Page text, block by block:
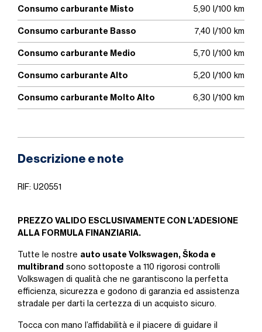
Consumo carburante Misto 5,90 l/100 km
Consumo carburante Basso 7,40 l/100 km
Consumo carburante Medio 5,70 l/100 km
Consumo carburante Alto 5,20 l/100 km
Consumo carburante Molto Alto 6,30 l/100 km
Descrizione e note
RIF: U20551
PREZZO VALIDO ESCLUSIVAMENTE CON L’ADESIONE
ALLA FORMULA FINANZIARIA.
Tutte le nostre auto usate Volkswagen, Škoda e
multibrand sono sottoposte a 110 rigorosi controlli
Volkswagen di qualità che ne garantiscono la perfetta
efficienza, sicurezza e godono di garanzia ed assistenza
stradale per darti la certezza di un acquisto sicuro.
Tocca con mano l’affidabilità e il piacere di guidare il